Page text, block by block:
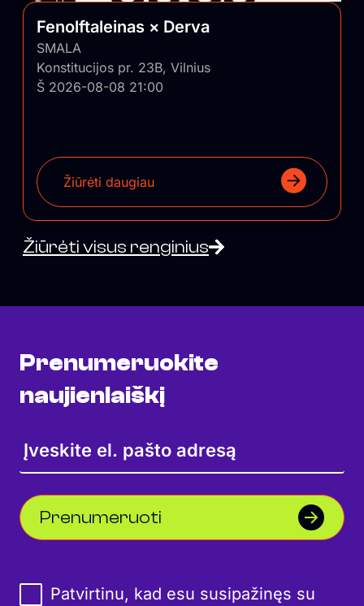
Fenolftaleinas × Derva
SMALA
Konstitucijos pr. 23B, Vilnius
Š 2026-08-08 21:00
Žiūrėti daugiau
Žiūrėti visus renginius
Prenumeruokite
naujienlaiškį
Prenumeruoti
Patvirtinu, kad esu susipažinęs su